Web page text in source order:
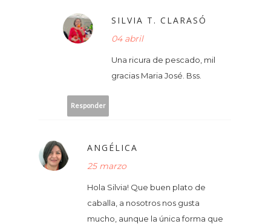
SILVIA T. CLARASÓ
04 abril
Una ricura de pescado, mil
gracias Maria José. Bss.
Responder
ANGÉLICA
25 marzo
Hola Silvia! Que buen plato de
caballa, a nosotros nos gusta
mucho, aunque la única forma que